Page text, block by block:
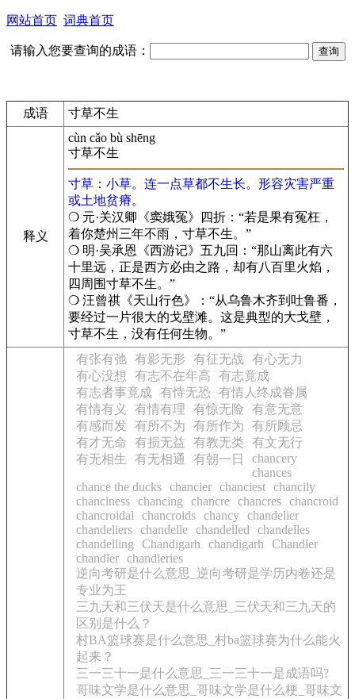
网站首页 词典首页
请输入您要查询的成语：
成语 寸草不生
释义
cùn cǎo bù shēng
寸草不生
寸草：小草。连一点草都不生长。形容灾害严重
或土地贫瘠。
❍ 元·关汉卿《窦娥冤》四折：“若是果有冤枉，
着你楚州三年不雨，寸草不生。”
❍ 明·吴承恩《西游记》五九回：“那山离此有六
十里远，正是西方必由之路，却有八百里火焰，
四周围寸草不生。”
❍ 汪曾祺《天山行色》：“从乌鲁木齐到吐鲁番，
要经过一片很大的戈壁滩。这是典型的大戈壁，
寸草不生，没有任何生物。”
有张有弛 有影无形 有征无战 有心无力
有心没想
有志不在年高
有志竟成
有志者事竟成 有恃无恐 有情人终成眷属
有情有义
有情有理 有惊无险
有意无意
有感而发
有所不为 有所作为
有所顾忌
有才无命
有损无益 有教无类
有文无行
有无相生
有无相通 有朝一日
chancery
chances
chance the ducks chancier chanciest chancily
chanciness chancing chancre chancres chancroid
chancroidal
chancroids chancy chandelier
chandeliers chandelle chandelled
chandelles
chandelling
Chandigarh chandigarh
Chandler
chandler chandleries
逆向考研是什么意思_逆向考研是学历内卷还是
专业为王
三九天和三伏天是什么意思_三伏天和三九天的
区别是什么？
村BA篮球赛是什么意思_村ba篮球赛为什么能火
起来？
三一三十一是什么意思_三一三十一是成语吗?
哥味文学是什么意思_哥味文学是什么梗_哥味文